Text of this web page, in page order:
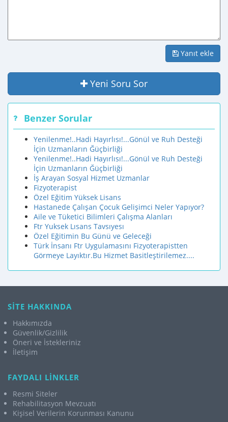
Yanıt ekle
Yeni Soru Sor
Benzer Sorular
Yenilenme!..Hadi Hayırlısı!...Gönül ve Ruh Desteği
İçin Uzmanların Ğüçbirliği
Yenilenme!..Hadi Hayırlısı!...Gönül ve Ruh Desteği
İçin Uzmanların Ğüçbirliği
İş Arayan Sosyal Hizmet Uzmanlar
Fizyoterapist
Özel Eğitim Yüksek Lisans
Hastanede Çalışan Çocuk Gelişimci Neler Yapıyor?
Aile ve Tüketici Bilimleri Çalışma Alanları
Ftr Yuksek Lısans Tavsıyesı
Özel Eğitimin Bu Günü ve Geleceği
Türk İnsanı Ftr Uygulamasını Fizyoterapistten
Görmeye Layıktır.Bu Hizmet Basitleştirilemez....
SİTE HAKKINDA
Hakkımızda
Güvenlik/Gizlilik
Öneri ve İstekleriniz
İletişim
FAYDALI LİNKLER
Resmi Siteler
Rehabilitasyon Mevzuatı
Kişisel Verilerin Korunması Kanunu